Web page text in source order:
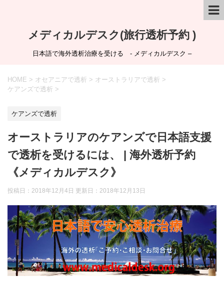
メディカルデスク(旅行透析予約 )
日本語で海外透析治療を受ける - メディカルデスク –
HOME > オセアニアで透析 > オーストラリアで透析 >
ケアンズで透析 >
ケアンズで透析
オーストラリアのケアンズで日本語支援
で透析を受けるには、 | 海外透析予約
《メディカルデスク》
投稿日：2018年12月4日 更新日： 2018年12月13日